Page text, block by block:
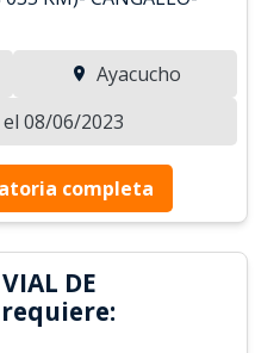
Ayacucho
08/06/2023
completa
DE
requiere: